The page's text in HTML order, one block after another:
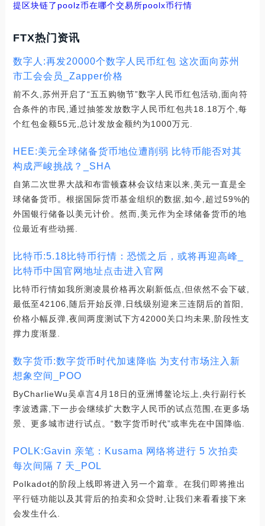
提区块链了 poolz币在哪个交易所poolx币行情
FTX热门资讯
数字人:再发20000个数字人民币红包 这次面向苏州
市工会会员_Zapper价格
前不久,苏州开启了“五五购物节”数字人民币红包活动,面向符
合条件的市民,通过抽签发放数字人民币红包共18.18万个,每
个红包金额55元,总计发放金额约为1000万元.
HEE:美元全球储备货币地位遭削弱 比特币能否对其
构成严峻挑战？_SHA
自第二次世界大战和布雷顿森林会议结束以来,美元一直是全
球储备货币。根据国际货币基金组织的数据,如今,超过59%的
外国银行储备以美元计价。然而,美元作为全球储备货币的地
位最近有些动摇.
比特币:5.18比特币行情：恐慌之后，或将再迎高峰_
比特币中国官网地址点击进入官网
比特币行情如我所测凌晨价格再次刷新低点,但依然不会下破,
最低至42106,随后开始反弹,日线级别迎来三连阴后的首阳,
价格小幅反弹,夜间两度测试下方42000关口均未果,阶段性支
撑力度渐显.
数字货币:数字货币时代加速降临 为支付市场注入新
想象空间_POO
ByCharlieWu吴卓言4月18日的亚洲博鳌论坛上,央行副行长
李波透露,下一步会继续扩大数字人民币的试点范围,在更多场
景、更多城市进行试点。“数字货币时代”或率先在中国降临.
POLK:Gavin 亲笔：Kusama 网络将进行 5 次拍卖
每次间隔 7 天_POL
Polkadot的阶段上线即将进入另一个篇章。在我们即将推出
平行链功能以及其背后的拍卖和众贷时,让我们来看看接下来
会发生什么.